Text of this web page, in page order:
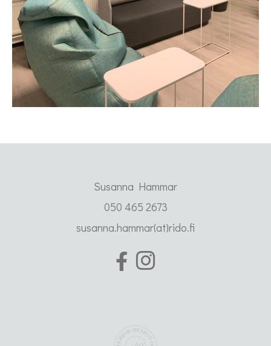
Susanna Hammar
050 465 2673
susanna.hammar(at)rido.fi